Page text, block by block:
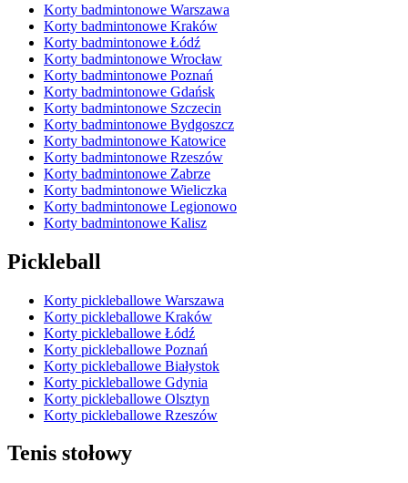
Korty badmintonowe Warszawa
Korty badmintonowe Kraków
Korty badmintonowe Łódź
Korty badmintonowe Wrocław
Korty badmintonowe Poznań
Korty badmintonowe Gdańsk
Korty badmintonowe Szczecin
Korty badmintonowe Bydgoszcz
Korty badmintonowe Katowice
Korty badmintonowe Rzeszów
Korty badmintonowe Zabrze
Korty badmintonowe Wieliczka
Korty badmintonowe Legionowo
Korty badmintonowe Kalisz
Pickleball
Korty pickleballowe Warszawa
Korty pickleballowe Kraków
Korty pickleballowe Łódź
Korty pickleballowe Poznań
Korty pickleballowe Białystok
Korty pickleballowe Gdynia
Korty pickleballowe Olsztyn
Korty pickleballowe Rzeszów
Tenis stołowy